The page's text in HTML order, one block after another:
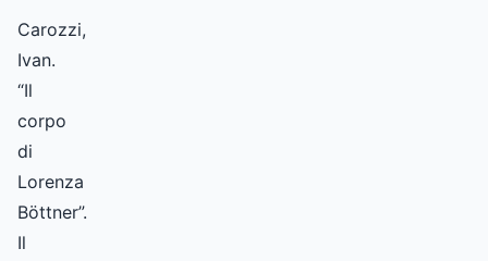
Carozzi,
Ivan.
“Il
corpo
di
Lorenza
Böttner”.
Il